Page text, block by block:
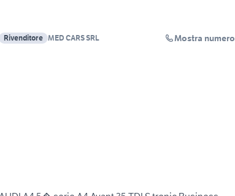
Rivenditore MED CARS SRL Mostra numero